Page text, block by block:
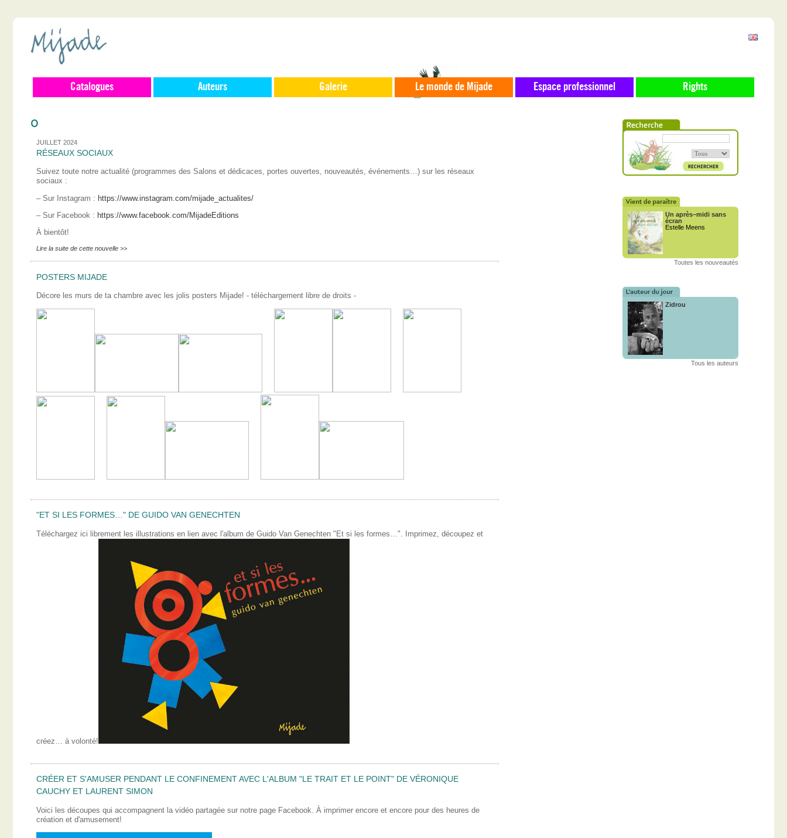
Catalogues Auteurs Galerie Le monde de Mijade Espace professionnel Rights
0
JUILLET 2024
RÉSEAUX SOCIAUX
Suivez toute notre actualité (programmes des Salons et dédicaces, portes ouvertes, nouveautés, événements…) sur les réseaux
sociaux :
– Sur Instagram : https://www.instagram.com/mijade_actualites/
– Sur Facebook : https://www.facebook.com/MijadeEditions
À bientôt!
Lire la suite de cette nouvelle >>
POSTERS MIJADE
Décore les murs de ta chambre avec les jolis posters Mijade! - téléchargement libre de droits -
"ET SI LES FORMES…" DE GUIDO VAN GENECHTEN
Téléchargez ici librement les illustrations en lien avec l'album de Guido Van Genechten "Et si les formes…". Imprimez, découpez et
créez… à volonté!
CRÉER ET S'AMUSER PENDANT LE CONFINEMENT AVEC L'ALBUM "LE TRAIT ET LE POINT" DE VÉRONIQUE
CAUCHY ET LAURENT SIMON
Voici les découpes qui accompagnent la vidéo partagée sur notre page Facebook. À imprimer encore et encore pour des heures de
création et d'amusement!
Un après–midi sans
écran
Estelle Meens
Toutes les nouveautés
Zidrou
Tous les auteurs